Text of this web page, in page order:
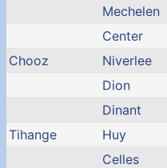
Mechelen
Center
Chooz
Niverlee
Dion
Dinant
Tihange
Huy
Celles